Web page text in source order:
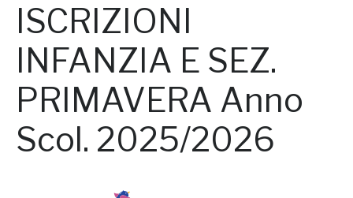
ISCRIZIONI
INFANZIA E SEZ.
PRIMAVERA Anno
Scol. 2025/2026